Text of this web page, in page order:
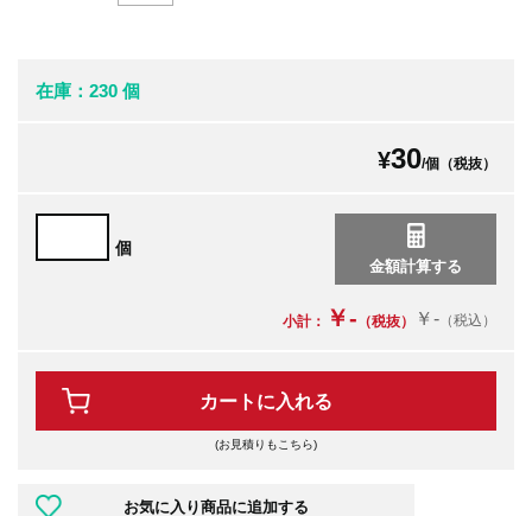
在庫：230 個
¥30/個（税抜）
個
小計： ￥- （税抜） ￥- （税込）
カートに入れる
(お見積りもこちら)